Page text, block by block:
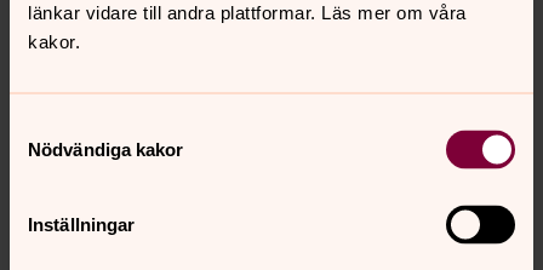
länkar vidare till andra plattformar. Läs mer om våra
kakor.
Nödvändiga kakor
Inställningar
Samtalslängd: 60 minuter
För att se innehållet behöver du acceptera kakor
Se videon på Vimeo i stället.